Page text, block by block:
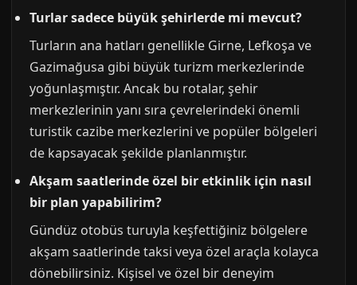
Turlar sadece büyük şehirlerde mi mevcut?
Turların ana hatları genellikle Girne, Lefkoşa ve
Gazimağusa gibi büyük turizm merkezlerinde
yoğunlaşmıştır. Ancak bu rotalar, şehir
merkezlerinin yanı sıra çevrelerindeki önemli
turistik cazibe merkezlerini ve popüler bölgeleri
de kapsayacak şekilde planlanmıştır.
Akşam saatlerinde özel bir etkinlik için nasıl
bir plan yapabilirim?
Gündüz otobüs turuyla keşfettiğiniz bölgelere
akşam saatlerinde taksi veya özel araçla kolayca
dönebilirsiniz. Kişisel ve özel bir deneyim